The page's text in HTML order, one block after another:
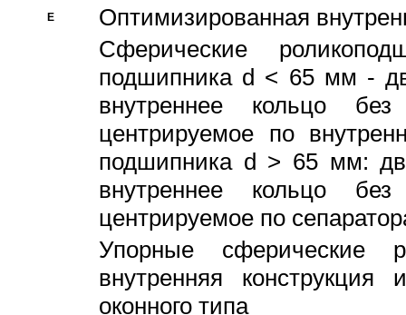
E
Оптимизированная
Сферические
подшипника d < 65 мм -
внутреннее кольцо
центрируемое по
подшипника d > 65 мм:
внутреннее кольцо
центрируемое по
Упорные сферические
внутренняя
оконного типа